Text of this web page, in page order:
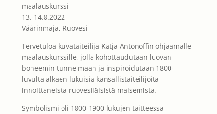
maalauskurssi
13.-14.8.2022
Väärinmaja, Ruovesi
Tervetuloa kuvataiteilija Katja Antonoffin ohjaamalle
maalauskurssille, jolla kohottaudutaan luovan
boheemin tunnelmaan ja inspiroidutaan 1800-
luvulta alkaen lukuisia kansallistaiteilijoita
innoittaneista ruovesiläisistä maisemista.
Symbolismi oli 1800-1900 lukujen taitteessa